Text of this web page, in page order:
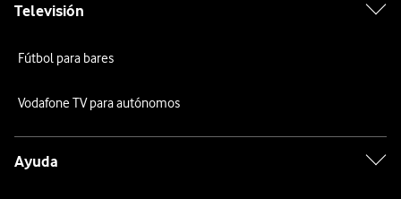
Televisión
Fútbol para bares
Vodafone TV para autónomos
Ayuda